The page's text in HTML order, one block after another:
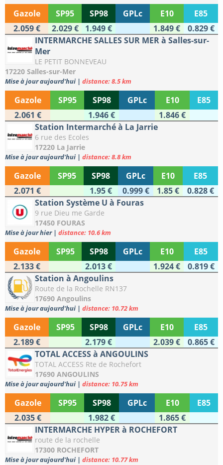
Gazole SP95 SP98 GPLc E10
E85
2.059 €
2.029 € 1.949 € 1.849 €
0.829 €
INTERMARCHE SALLES SUR MER à Salles-sur-
Mer
LE PETIT BONNEVEAU
17220 Salles-sur-Mer
Mise à jour aujourd'hui | distance: 8.5 km
Gazole SP95 SP98 GPLc E10
E85
2.061 €
1.946 €
1.846 €
Station Intermarché à La Jarrie
6 rue des Ecoles
17220 La Jarrie
Mise à jour aujourd'hui | distance: 8.8 km
Gazole SP95 SP98 GPLc E10
E85
2.071 €
1.95 € 0.999 € 1.85 €
0.828 €
Station Système U à Fouras
9 rue Dieu me Garde
17450 FOURAS
Mise à jour hier | distance: 10.6 km
Gazole SP95 SP98 GPLc E10
E85
2.133 €
2.013 € 1.924 €
0.819 €
Station à Angoulins
Route de la Rochelle RN137
17690 Angoulins
Mise à jour aujourd'hui | distance: 10.72 km
Gazole SP95 SP98 GPLc E10
E85
2.189 €
2.179 € 2.039 €
0.865 €
TOTAL ACCESS à ANGOULINS
TOTAL ACCESS Rte de Rochefort
17690 ANGOULINS
Mise à jour aujourd'hui | distance: 10.75 km
Gazole SP95 SP98 GPLc E10
E85
2.035 €
1.982 €
1.865 €
INTERMARCHE HYPER à ROCHEFORT
route de la rochelle
17300 ROCHEFORT
Mise à jour aujourd'hui | distance: 10.77 km